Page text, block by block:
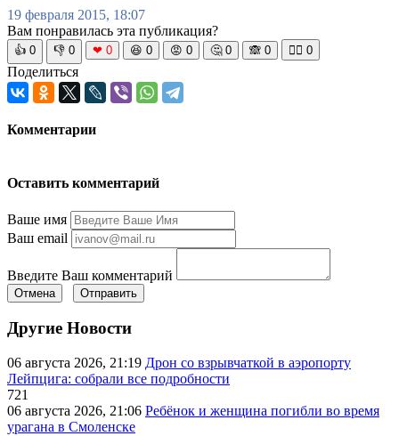
19 февраля 2015, 18:07
Вам понравилась эта публикация?
👍 0 👎 0 ❤ 0 😆 0 😡 0 🤔 0 🙈 0 🧘‍♀️ 0
Поделиться
Комментарии
Оставить комментарий
Ваше имя
Ваш email
Введите Ваш комментарий
Отмена Отправить
Другие Новости
06 августа 2026, 21:19 Дрон со взрывчаткой в аэропорту
Лейпцига: собрали все подробности
721
06 августа 2026, 21:06 Ребёнок и женщина погибли во время
урагана в Смоленске